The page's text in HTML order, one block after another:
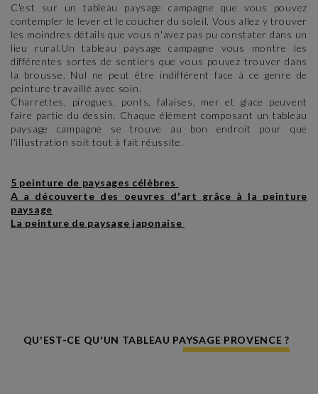
C'est sur un tableau paysage campagne que vous pouvez
contempler le lever et le coucher du soleil. Vous allez y trouver
les moindres détails que vous n'avez pas pu constater dans un
lieu rural.Un tableau paysage campagne vous montre les
différentes sortes de sentiers que vous pouvez trouver dans
la brousse. Nul ne peut être indifférent face à ce genre de
peinture travaillé avec soin.
Charrettes, pirogues, ponts, falaises, mer et glace peuvent
faire partie du dessin. Chaque élément composant un tableau
paysage campagne se trouve au bon endroit pour que
l'illustration soit tout à fait réussite.
5 peinture de paysages célèbres
A a découverte des oeuvres d'art grâce à la peinture
paysage
La peinture de paysage japonaise
QU'EST-CE QU'UN TABLEAU PAYSAGE PROVENCE ?